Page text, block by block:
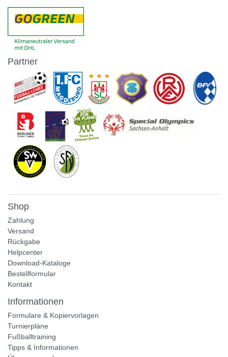
Partner
Shop
Zahlung
Versand
Rückgabe
Helpcenter
Download-Kataloge
Bestellformular
Kontakt
Informationen
Formulare & Kopiervorlagen
Turnierpläne
Fußballtraining
Tipps & Informationen